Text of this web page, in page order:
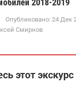
2018-2019
Опубликовано: 24 Дек
Смирнов
этот